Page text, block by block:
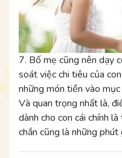
7. Bố mẹ cũng nên dạy
soát việc chi tiêu của
những món tiền vào mục
Và quan trọng nhất là,
dành cho con cái chính
chắn cũng là những